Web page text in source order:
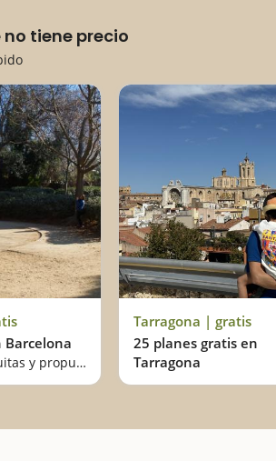
tiene precio
Barcelona
Actividades gratuitas y propuestas por menos de 3€ para hacer en familia en Barcelona
Tarragona | gratis
25 planes gratis en
Tarragona